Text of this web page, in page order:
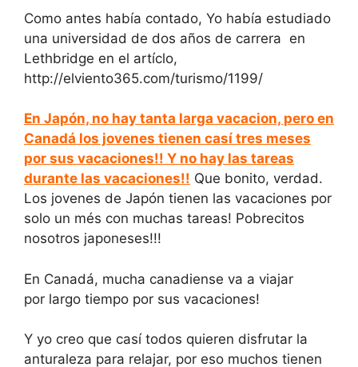
Como antes había contado, Yo había estudiado
una universidad de dos años de carrera en
Lethbridge en el artíclo,
http://elviento365.com/turismo/1199/
En Japón, no hay tanta larga vacacion, pero en
Canadá los jovenes tienen casí tres meses
por sus vacaciones!! Y no hay las tareas
durante las vacaciones!! Que bonito, verdad.
Los jovenes de Japón tienen las vacaciones por
solo un més con muchas tareas! Pobrecitos
nosotros japoneses!!!
En Canadá, mucha canadiense va a viajar
por largo tiempo por sus vacaciones!
Y yo creo que casí todos quieren disfrutar la
anturaleza para relajar, por eso muchos tienen